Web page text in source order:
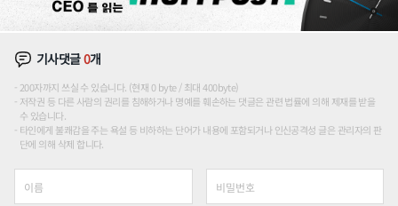
기사댓글0개
200자까지 쓰실 수 있습니다. (현재 0 byte / 최대 400byte)
저작권 등 다른 사람의 권리를 침해하거나 명예를 훼손하는 댓글은 관련 법률에 의해 제재를 받을
수 있습니다.
타인에게 불쾌감을 주는 욕설 등 비하하는 단어가 내용에 포함되거나 인신공격성 글은 관리자의 판
단에 의해 삭제 합니다.